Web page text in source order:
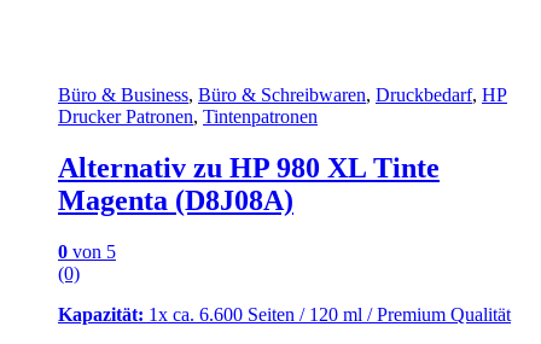
Büro & Business, Büro & Schreibwaren, Druckbedarf, HP
Drucker Patronen, Tintenpatronen
Alternativ zu HP 980 XL Tinte
Magenta (D8J08A)
0 von 5
(0)
Kapazität: 1x ca. 6.600 Seiten / 120 ml / Premium Qualität